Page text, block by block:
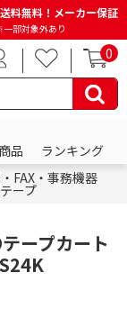
料無料！メーカー保証
部対象外あり
0
品
ランキング
FAX・事務機器
ープ
ープカート